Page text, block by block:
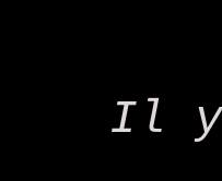
Il y